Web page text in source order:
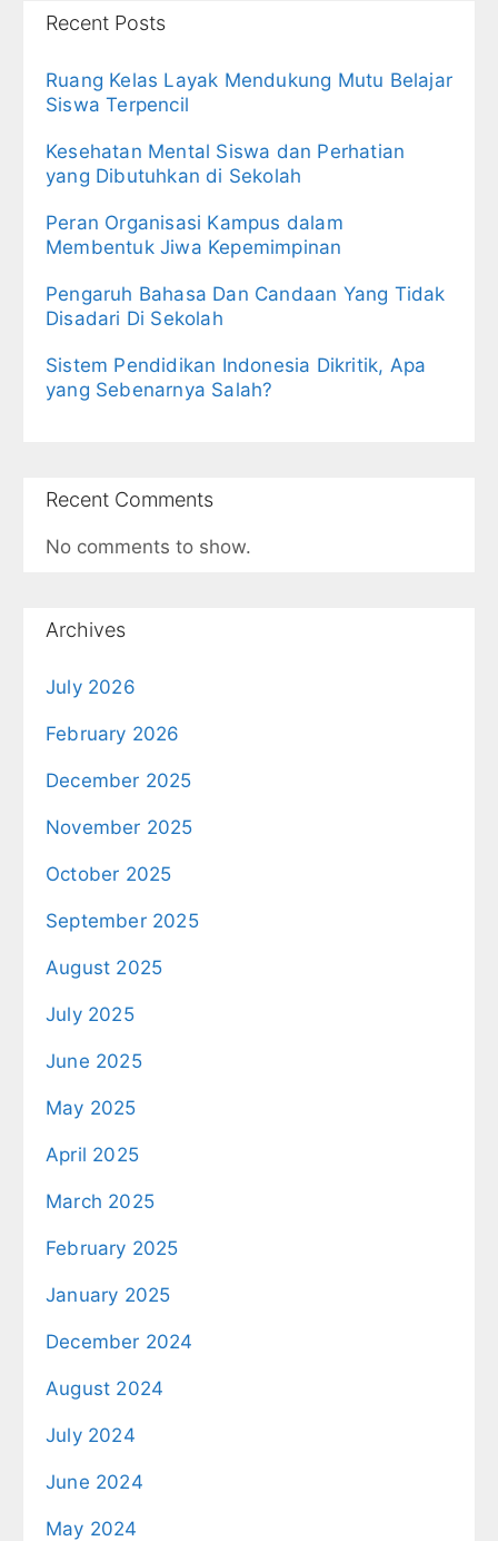
Recent Posts
Ruang Kelas Layak Mendukung Mutu Belajar
Siswa Terpencil
Kesehatan Mental Siswa dan Perhatian
yang Dibutuhkan di Sekolah
Peran Organisasi Kampus dalam
Membentuk Jiwa Kepemimpinan
Pengaruh Bahasa Dan Candaan Yang Tidak
Disadari Di Sekolah
Sistem Pendidikan Indonesia Dikritik, Apa
yang Sebenarnya Salah?
Recent Comments
No comments to show.
Archives
July 2026
February 2026
December 2025
November 2025
October 2025
September 2025
August 2025
July 2025
June 2025
May 2025
April 2025
March 2025
February 2025
January 2025
December 2024
August 2024
July 2024
June 2024
May 2024